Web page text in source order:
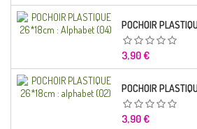
Prix
3,90 €
Prix
3,90 €